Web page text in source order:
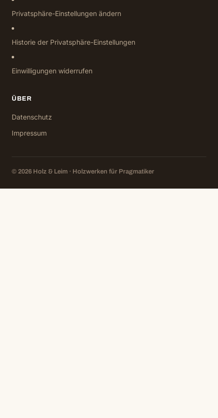
Privatsphäre-Einstellungen ändern
Historie der Privatsphäre-Einstellungen
Einwilligungen widerrufen
ÜBER
Datenschutz
Impressum
© 2026 Holz & Leim · Holzwerken für Pragmatiker